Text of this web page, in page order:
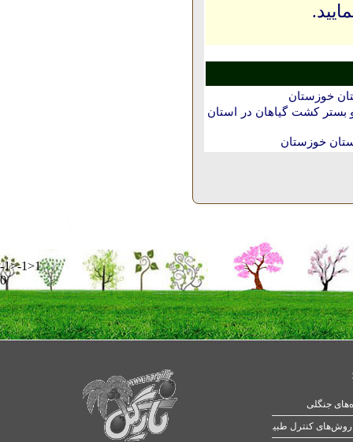
خوزستان
کشت گیاهان در استان
خوزستان
-1>-1>1
0
جنگلی